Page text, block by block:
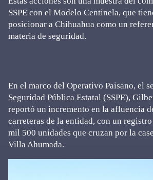
SSPE con el Modelo Centinela, que
posicionar a Chihuahua como un
materia de seguridad.
En el marco del Operativo Paisano, el
Seguridad Pública Estatal (SSPE),
reportó un incremento en la afluencia
carreteras de la entidad, con un
mil 500 unidades que cruzan por la
Villa Ahumada.